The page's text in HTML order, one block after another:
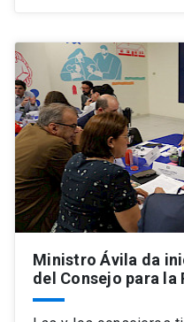
Ministro Ávila da
del Consejo para la